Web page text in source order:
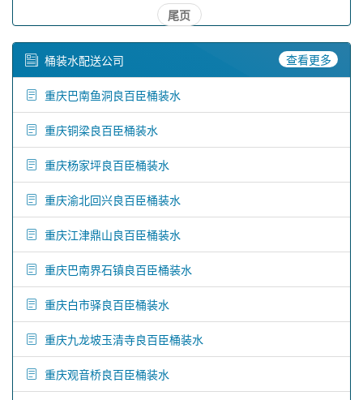
尾页
桶装水配送公司 查看更多
重庆巴南鱼洞良百臣桶装水
重庆铜梁良百臣桶装水
重庆杨家坪良百臣桶装水
重庆渝北回兴良百臣桶装水
重庆江津鼎山良百臣桶装水
重庆巴南界石镇良百臣桶装水
重庆白市驿良百臣桶装水
重庆九龙坡玉清寺良百臣桶装水
重庆观音桥良百臣桶装水